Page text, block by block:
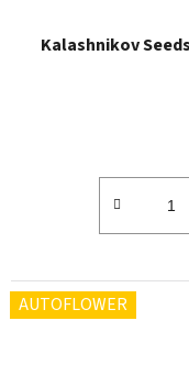
Kalashnikov
AUTOFLOWER